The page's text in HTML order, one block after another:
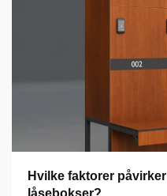
Hvilke faktorer
låsebokser?